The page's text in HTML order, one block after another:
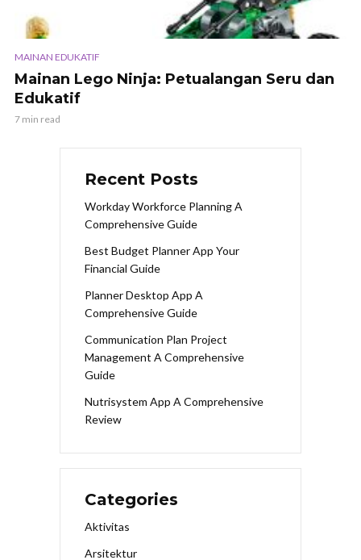
MAINAN EDUKATIF
Mainan Lego Ninja: Petualangan Seru dan
Edukatif
7 min read
Recent Posts
Workday Workforce Planning A
Comprehensive Guide
Best Budget Planner App Your
Financial Guide
Planner Desktop App A
Comprehensive Guide
Communication Plan Project
Management A Comprehensive
Guide
Nutrisystem App A Comprehensive
Review
Categories
Aktivitas
Arsitektur